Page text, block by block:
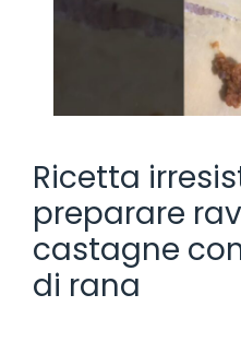
Ricetta
preparare
castagne
di rana